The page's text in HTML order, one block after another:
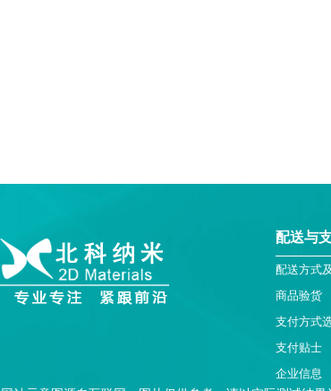
配送与
配送方式
商品验货
支付方式
支付贴士
企业信息